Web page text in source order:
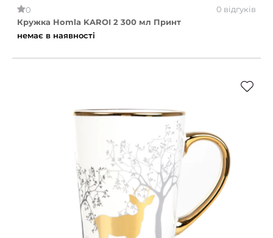
0
0 відгуків
Кружка Homla KAROI 2 300 мл Принт
немає в наявності